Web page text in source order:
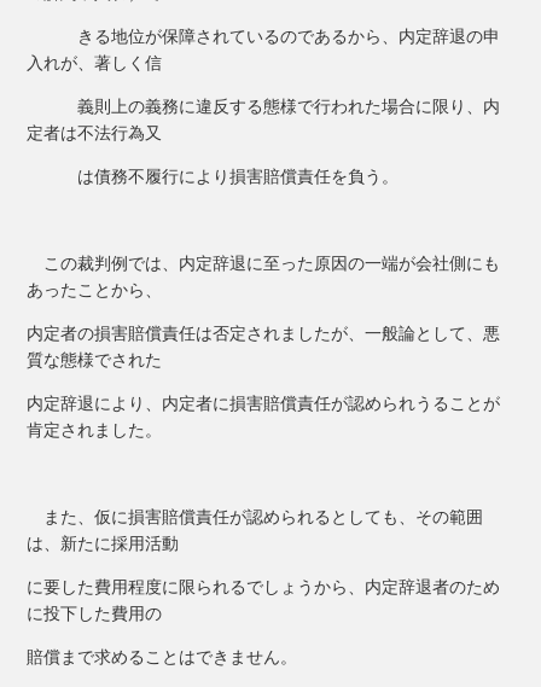
きる地位が保障されているのであるから、内定辞退の申
入れが、著しく信
義則上の義務に違反する態様で行われた場合に限り、内
定者は不法行為又
は債務不履行により損害賠償責任を負う。
この裁判例では、内定辞退に至った原因の一端が会社側にも
あったことから、
内定者の損害賠償責任は否定されましたが、一般論として、悪
質な態様でされた
内定辞退により、内定者に損害賠償責任が認められうることが
肯定されました。
また、仮に損害賠償責任が認められるとしても、その範囲
は、新たに採用活動
に要した費用程度に限られるでしょうから、内定辞退者のため
に投下した費用の
賠償まで求めることはできません。